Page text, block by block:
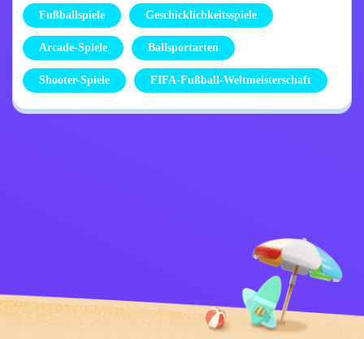
Fußballspiele Geschicklichkeitsspiele
Arcade-Spiele Ballsportarten
Shooter-Spiele FIFA-Fußball-Weltmeisterschaft